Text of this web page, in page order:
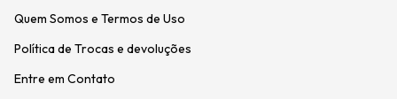
Quem Somos e Termos de Uso
Política de Trocas e devoluções
Entre em Contato